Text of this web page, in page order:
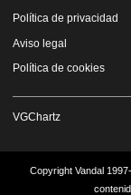
Política de privacidad
Aviso legal
Política de cookies
VGChartz
Copyright Vandal